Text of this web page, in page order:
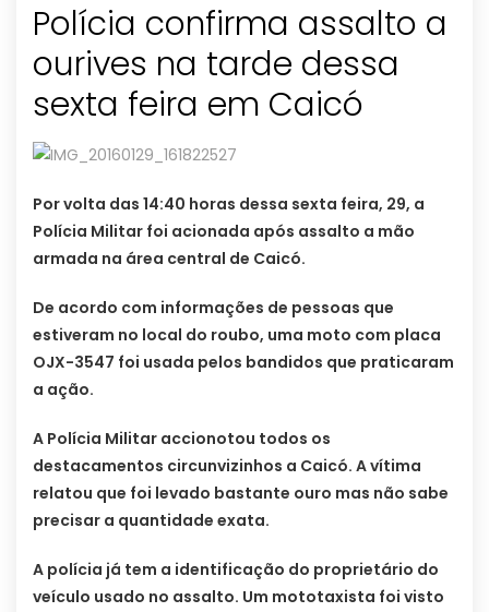
Polícia confirma assalto a
ourives na tarde dessa
sexta feira em Caicó
Por volta das 14:40 horas dessa sexta feira, 29, a
Polícia Militar foi acionada após assalto a mão
armada na área central de Caicó.
De acordo com informações de pessoas que
estiveram no local do roubo, uma moto com placa
OJX-3547 foi usada pelos bandidos que praticaram
a ação.
A Polícia Militar accionotou todos os
destacamentos circunvizinhos a Caicó. A vítima
relatou que foi levado bastante ouro mas não sabe
precisar a quantidade exata.
A polícia já tem a identificação do proprietário do
veículo usado no assalto. Um mototaxista foi visto